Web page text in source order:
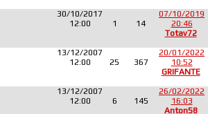
30/10/2017
12:00
1 14
07/10/2019
20:46
Totav72
13/12/2007
12:00
25 367
20/01/2022
10:52
GRIFANTE
13/12/2007
12:00
6 145
26/02/2022
16:03
Anton58